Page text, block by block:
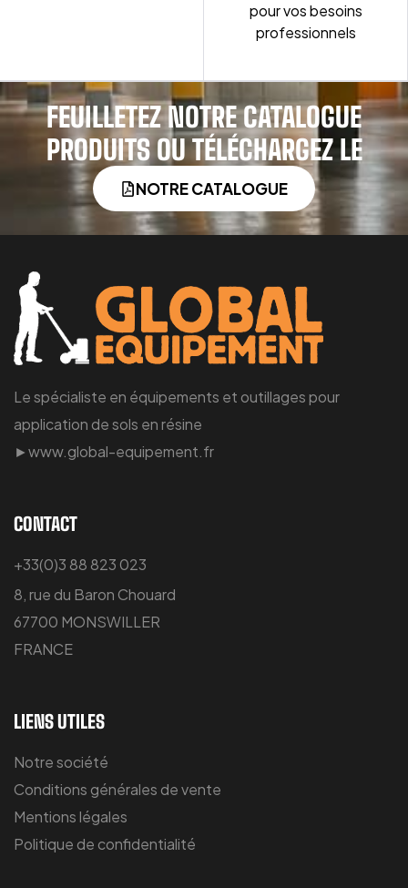
pour vos besoins
professionnels
FEUILLETEZ NOTRE CATALOGUE
PRODUITS OU TÉLÉCHARGEZ LE
NOTRE CATALOGUE
Le spécialiste en équipements et outillages pour
application de sols en résine
►www.global-equipement.fr
CONTACT
+33(0)3 88 823 023
8, rue du Baron Chouard
67700 MONSWILLER
FRANCE
LIENS UTILES
Notre société
Conditions générales de vente
Mentions légales
Politique de confidentialité